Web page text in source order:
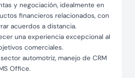
y negociación, idealmente en
financieros relacionados, con
acuerdos a distancia.
una experiencia excepcional al
comerciales.
automotriz, manejo de CRM
Office.